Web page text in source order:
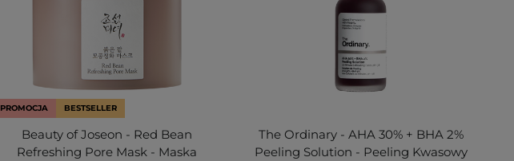
PROMOCJA BESTSELLER
Beauty of Joseon - Red Bean
Refreshing Pore Mask - Maska
The Ordinary - AHA 30% + BHA 2%
Peeling Solution - Peeling Kwasowy